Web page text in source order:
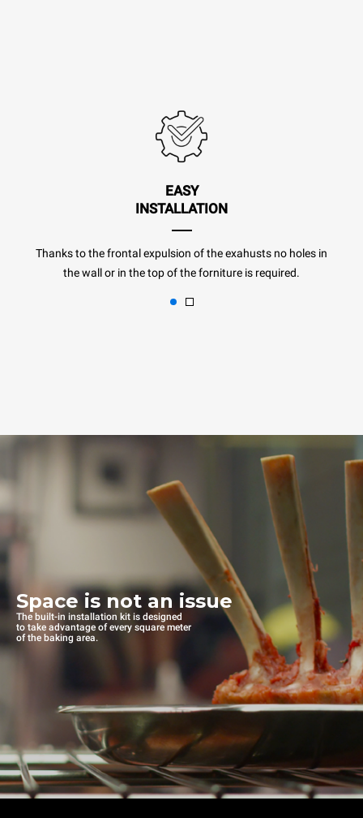
EASY
INSTALLATION
Thanks to the frontal expulsion of the exahusts no holes in
the wall or in the top of the forniture is required.
Space is not an issue
The built-in installation kit is designed
to take advantage of every square meter
of the baking area.